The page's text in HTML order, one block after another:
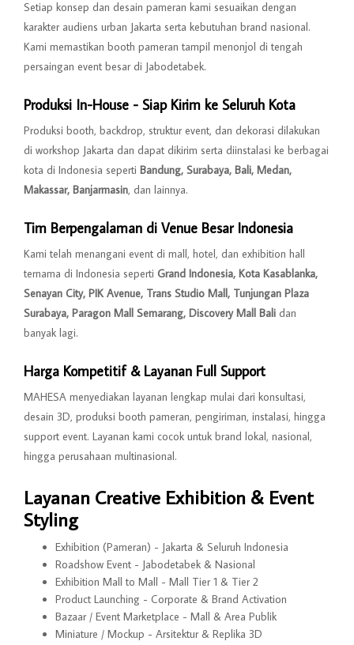
Setiap konsep dan desain pameran kami sesuaikan dengan
karakter audiens urban Jakarta serta kebutuhan brand nasional.
Kami memastikan booth pameran tampil menonjol di tengah
persaingan event besar di Jabodetabek.
Produksi In-House - Siap Kirim ke Seluruh Kota
Produksi booth, backdrop, struktur event, dan dekorasi dilakukan
di workshop Jakarta dan dapat dikirim serta diinstalasi ke berbagai
kota di Indonesia seperti Bandung, Surabaya, Bali, Medan,
Makassar, Banjarmasin, dan lainnya.
Tim Berpengalaman di Venue Besar Indonesia
Kami telah menangani event di mall, hotel, dan exhibition hall
ternama di Indonesia seperti Grand Indonesia, Kota Kasablanka,
Senayan City, PIK Avenue, Trans Studio Mall, Tunjungan Plaza
Surabaya, Paragon Mall Semarang, Discovery Mall Bali dan
banyak lagi.
Harga Kompetitif & Layanan Full Support
MAHESA menyediakan layanan lengkap mulai dari konsultasi,
desain 3D, produksi booth pameran, pengiriman, instalasi, hingga
support event. Layanan kami cocok untuk brand lokal, nasional,
hingga perusahaan multinasional.
Layanan Creative Exhibition & Event
Styling
Exhibition (Pameran) - Jakarta & Seluruh Indonesia
Roadshow Event - Jabodetabek & Nasional
Exhibition Mall to Mall - Mall Tier 1 & Tier 2
Product Launching - Corporate & Brand Activation
Bazaar / Event Marketplace - Mall & Area Publik
Miniature / Mockup - Arsitektur & Replika 3D